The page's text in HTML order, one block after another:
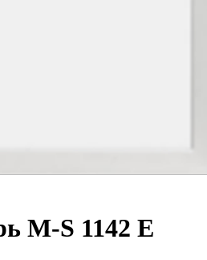
М-S 1142 E